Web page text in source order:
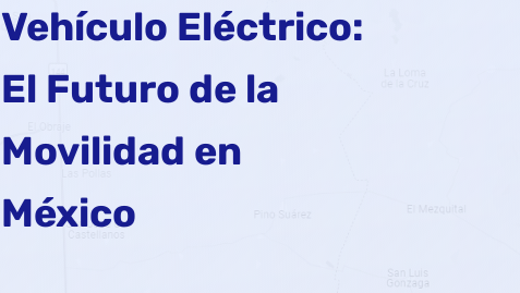
Vehículo Eléctrico:
El Futuro de la
Movilidad en
México